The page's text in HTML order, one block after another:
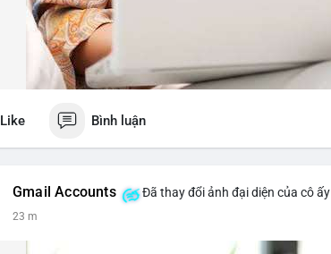
Like Bình luận
Gmail Accounts Đã thay đổi ảnh đại diện của cô ấy
23 m